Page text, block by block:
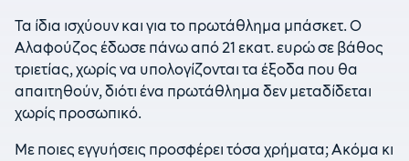
Τα ίδια ισχύουν και για το πρωτάθλημα μπάσκετ. Ο
Αλαφούζος έδωσε πάνω από 21 εκατ. ευρώ σε βάθος
τριετίας, χωρίς να υπολογίζονται τα έξοδα που θα
απαιτηθούν, διότι ένα πρωτάθλημα δεν μεταδίδεται
χωρίς προσωπικό.
Με ποιες εγγυήσεις προσφέρει τόσα χρήματα; Ακόμα κι